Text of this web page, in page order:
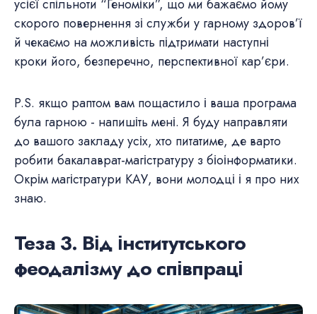
усієї спільноти “Геноміки”, що ми бажаємо йому
скорого повернення зі служби у гарному здоров’ї
й чекаємо на можливість підтримати наступні
кроки його, безперечно, перспективної кар’єри.
P.S. якщо раптом вам пощастило і ваша програма
була гарною - напишіть мені. Я буду направляти
до вашого закладу усіх, хто питатиме, де варто
робити бакалаврат-магістратуру з біоінформатики.
Окрім магістратури КАУ, вони молодці і я про них
знаю.
Теза 3. Від інститутського
феодалізму до співпраці